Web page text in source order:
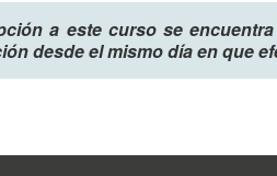
a este curso se
desde el mismo día en que